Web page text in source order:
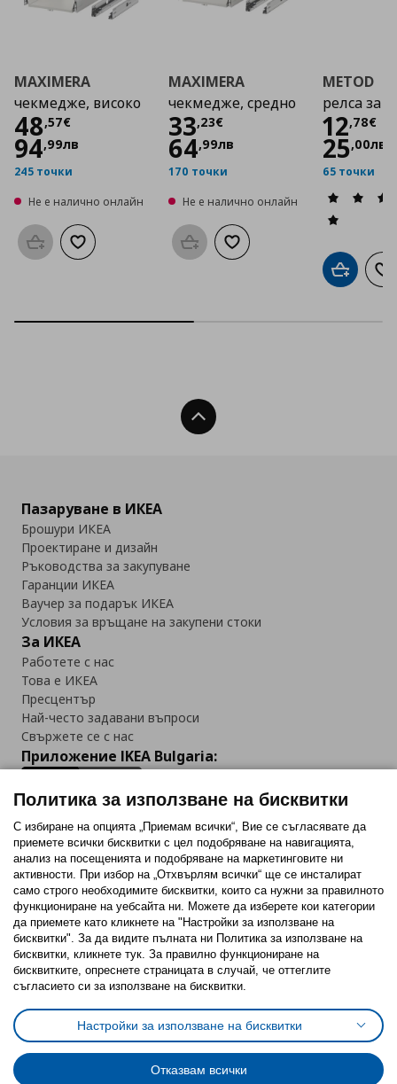
MAXIMERA
чекмедже, високо
48,57€
Цена 48,57 €
94,99лв
245 точки
Не е налично онлайн
Προσθήκη στο καλάθι
Добави към списъка с любими
MAXIMERA
чекмедже, средно
33,23€
Цена 33,23 €
64,99лв
170 точки
Не е налично онлайн
Προσθήκη στο καλάθι
Добави към списъка с
METOD
релса за
12,78€
Цена
25,00лв
65 точки
Добави
Нагоре
Пазаруване в ИКЕА
Брошури ИКЕА
Проектиране и дизайн
Ръководства за закупуване
Гаранции ИКЕА
Ваучер за подарък ИКЕА
Условия за връщане на закупени стоки
За ИКЕА
Работете с нас
Това е ИКЕА
Пресцентър
Най-често задавани въпроси
Свържете се с нас
Приложение IKEA Bulgaria:
Последвайте ни:
FacebookTwitterYoutubePinterestInstagram
Политика за използване на бисквитки (Cookies)
Избор на настройки за използване на бисквитки
Условия за ползване на ikea.bgОбща политика за личните данни
Политика за защита на личните данни на ikea.bg
Общи условия на програма IKEA Family
Политика за използване на бисквитки
С избиране на опцията „Приемам всички“, Вие се съгласявате да
приемете всички бисквитки с цел подобряване на навигацията,
анализ на посещенията и подобряване на маркетинговите ни
активности. При избор на „Отхвърлям всички“ ще се инсталират
само строго необходимитe бисквитки, които са нужни за правилното
функциониране на уебсайта ни. Можете да изберете кои категории
да приемете като кликнете на "Настройки за използване на
бисквитки". За да видите пълната ни Политика за използване на
бисквитки, кликнете тук. За правилно функциониране на
бисквитките, опреснете страницата в случай, че оттеглите
съгласието си за използване на бисквитки.
Настройки за използване на бисквитки
Отказвам всички